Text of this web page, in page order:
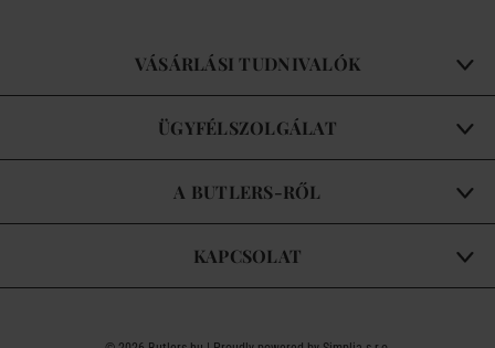
VÁSÁRLÁSI TUDNIVALÓK
ÜGYFÉLSZOLGÁLAT
A BUTLERS-RŐL
KAPCSOLAT